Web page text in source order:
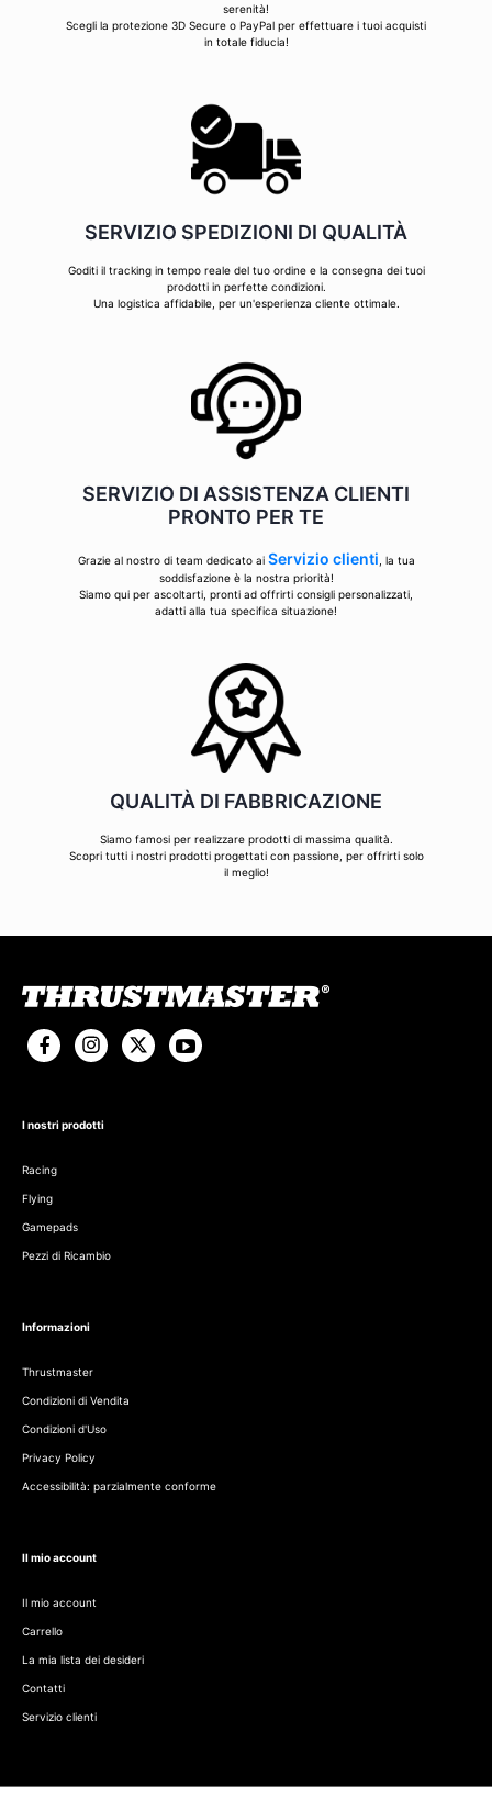
serenità!
Scegli la protezione 3D Secure o PayPal per effettuare i tuoi acquisti
in totale fiducia!
SERVIZIO SPEDIZIONI DI QUALITÀ
Goditi il tracking in tempo reale del tuo ordine e la consegna dei tuoi
prodotti in perfette condizioni.
Una logistica affidabile, per un'esperienza cliente ottimale.
SERVIZIO DI ASSISTENZA CLIENTI
PRONTO PER TE
Grazie al nostro di team dedicato ai Servizio clienti , la tua
soddisfazione è la nostra priorità!
Siamo qui per ascoltarti, pronti ad offrirti consigli personalizzati,
adatti alla tua specifica situazione!
QUALITÀ DI FABBRICAZIONE
Siamo famosi per realizzare prodotti di massima qualità.
Scopri tutti i nostri prodotti progettati con passione, per offrirti solo
il meglio!
I nostri prodotti
Racing
Flying
Gamepads
Pezzi di Ricambio
Informazioni
Thrustmaster
Condizioni di Vendita
Condizioni d'Uso
Privacy Policy
Accessibilità: parzialmente conforme
Il mio account
Il mio account
Carrello
La mia lista dei desideri
Contatti
Servizio clienti